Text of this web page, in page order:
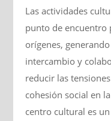
Las actividades
punto de encuentro
orígenes,
intercambio y
reducir las
cohesión social en
centro cultural es